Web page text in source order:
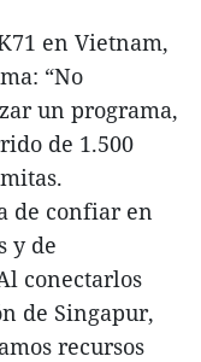
en Vietnam,
“No
un programa,
de 1.500
de confiar en
y de
conectarlos
de Singapur,
recursos